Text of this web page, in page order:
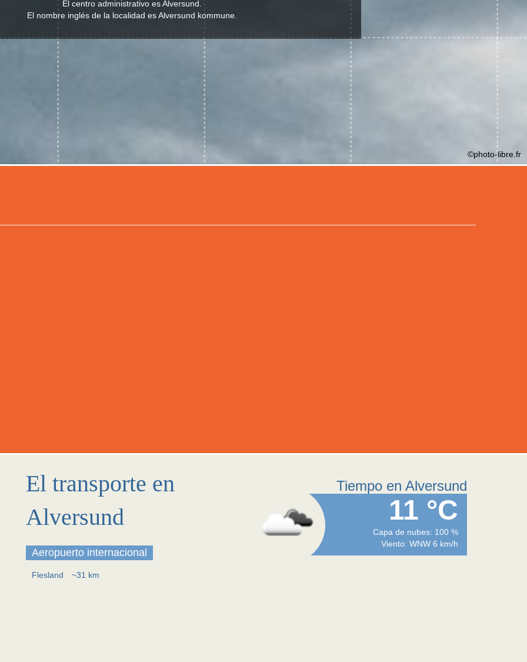
El centro administrativo es Alversund.
El nombre inglés de la localidad es Alversund kommune.
©photo-libre.fr
El transporte en
Alversund
Aeropuerto internacional
Flesland ~31 km
Tiempo en Alversund
11 °C
Capa de nubes: 100 %
Viento: WNW 6 km/h